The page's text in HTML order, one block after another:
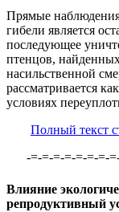
Прямые
гибели является
последующее
птенцов,
насильственной
рассматривается
условиях
Полный текст
-=-=-=-=-=-=-=-
Влияние
репродуктивный